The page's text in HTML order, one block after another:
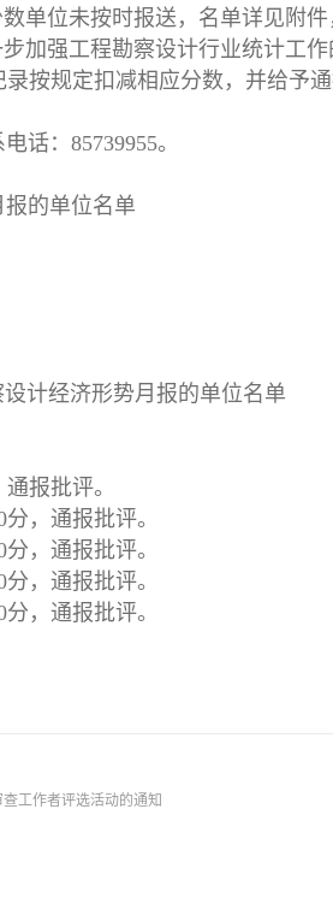
单位未按时报送，名单详见附
加强工程勘察设计行业统计工
按规定扣减相应分数，并给予
话：85739955。
的单位名单
计经济形势月报的单位名单
报批评。
，通报批评。
，通报批评。
，通报批评。
，通报批评。
工作者评选活动的通知